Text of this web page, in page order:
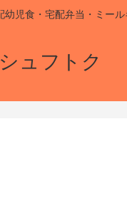
幼児食・宅配弁当・ミー
シュフトク